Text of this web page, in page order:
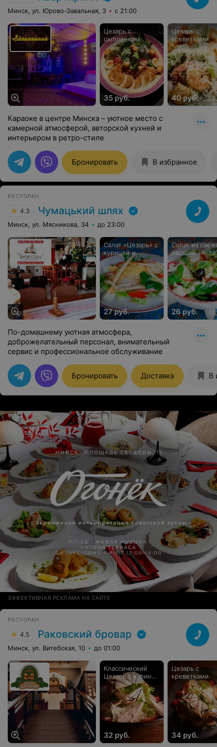
Минск, ул. Юрово-Завальная, 3 с 21:00
Цезарь с
цыпленком
35 руб.
Цезарь с
креветками
40 руб.
Караоке в центре Минска – уютное место с
камерной атмосферой, авторской кухней и
интерьером в ретро-стиле
Бронировать В избранное
РЕСТОРАН
4.3 Чумацький шлях
Минск, ул. Мясникова, 34 до 23:00
Салат «Цезарь» с
курицей и
слоеными
хлебцами
27 руб.
Салат из
овощей «А-ля
греческий»
26 руб.
По-домашнему уютная атмосфера,
доброжелательный персонал, внимательный
сервис и профессиональное обслуживание
Бронировать Доставка В
ЭФФЕКТИВНАЯ РЕКЛАМА НА САЙТЕ
РЕСТОРАН
4.5 Раковский бровар
Минск, ул. Витебская, 10 до 01:00
Классический
Цезарь с куриной
грудкой
32 руб.
Цезарь с
креветками
34 руб.